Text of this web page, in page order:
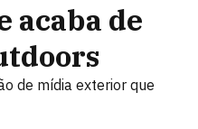
acaba de
de mídia exterior que